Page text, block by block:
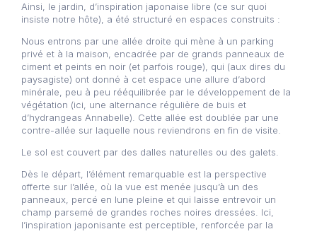
Ainsi, le jardin, d’inspiration japonaise libre (ce sur quoi
insiste notre hôte), a été structuré en espaces construits :
Nous entrons par une allée droite qui mène à un parking
privé et à la maison, encadrée par de grands panneaux de
ciment et peints en noir (et parfois rouge), qui (aux dires du
paysagiste) ont donné à cet espace une allure d’abord
minérale, peu à peu rééquilibrée par le développement de la
végétation (ici, une alternance régulière de buis et
d’hydrangeas Annabelle). Cette allée est doublée par une
contre-allée sur laquelle nous reviendrons en fin de visite.
Le sol est couvert par des dalles naturelles ou des galets.
Dès le départ, l’élément remarquable est la perspective
offerte sur l’allée, où la vue est menée jusqu’à un des
panneaux, percé en lune pleine et qui laisse entrevoir un
champ parsemé de grandes roches noires dressées. Ici,
l’inspiration japonisante est perceptible, renforcée par la